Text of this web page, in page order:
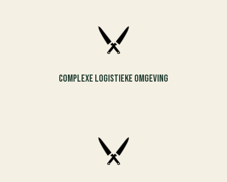
Complexe logistieke omgeving